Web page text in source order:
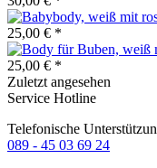
25,00 € *
25,00 € *
Zuletzt angesehen
Service Hotline
Telefonische
089 - 45 03 69 24